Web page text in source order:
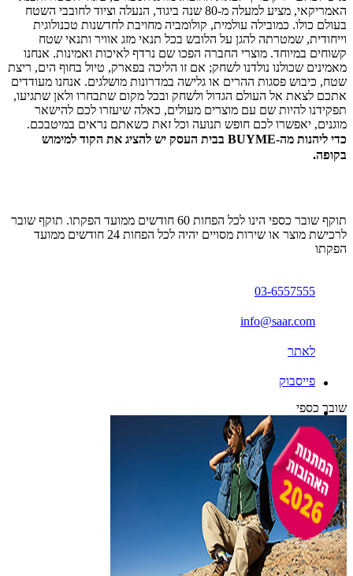
האמריקאי, מציע למעלה מ-80 שנה ביגוד, הנעלה וציוד לחובבי השטח
בעולם כולו. כמובילה עולמית, קולומביה מחויבת לחדשנות טכנולוגית
וייחודית, שמטרתה להגן על הלובש בכל תנאי מזג אוויר ותנאי שטח
קשוחים במיוחד. מוצרי החברה הפכו שם נרדף לאיכות ואמינות. אנחנו
מאמינים שכולנו נולדנו לשחק; אם זו הליכה בפארק, טיול בחוף הים, ריצת
שטח, כיבוש פסגות ההרים או גלישה במדרונות מושלגים. אנחנו מעודדים
אתכם לצאת אל העולם הגדול ולשחק ובכל מקום שתבחרו ולאן שתגיעו,
תפקידנו להיות שם עם מוצרים מעולים, כאלה שיעזרו לכם להישאר
מוגנים, יאפשרו לכם חופש תנועה וכל זאת כשאתם נראים במיטבכם.
כדי ליהנות מה-BUYME בבית העסק יש להציג את הקוד למימוש
בקופה.
תוקף שובר כספי הינו לכל הפחות 60 חודשים ממועד הפקתו. תוקף שובר
לרכישת מוצר או שירות מסויים יהיה לכל הפחות 24 חודשים ממועד
הפקתו
03-6557555
info@saar.com
לאתר
פייסבוק
שובר כספי